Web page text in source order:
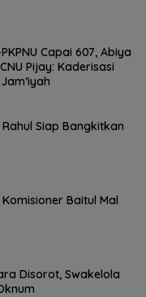
Capai 607, Abiya
Pijay: Kaderisasi
Siap Bangkitkan
Baitul Mal
Disorot, Swakelola